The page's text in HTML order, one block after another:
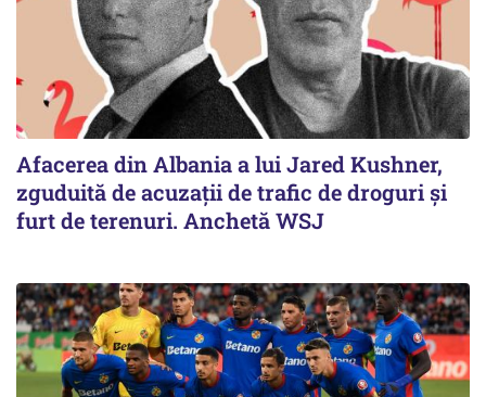
Afacerea din Albania a lui Jared Kushner,
zguduită de acuzații de trafic de droguri și
furt de terenuri. Anchetă WSJ